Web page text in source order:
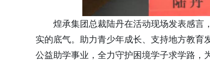
煌承集团总裁陆丹在活动现场发表感言
实的底气。助力青少年成长、支持地方教育
公益助学事业，全力守护困境学子求学路，